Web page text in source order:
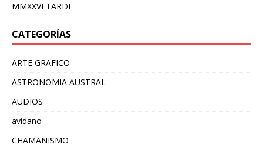
MMXXVI TARDE
CATEGORÍAS
ARTE GRAFICO
ASTRONOMIA AUSTRAL
AUDIOS
avidano
CHAMANISMO